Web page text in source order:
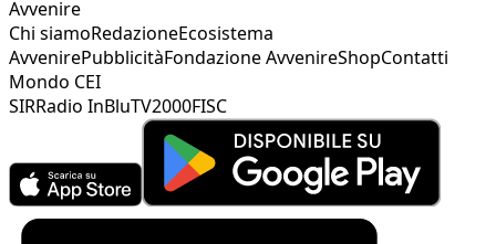
Avvenire
Chi siamoRedazioneEcosistema
AvvenirePubblicitàFondazione AvvenireShopContatti
Mondo CEI
SIRRadio InBluTV2000FISC